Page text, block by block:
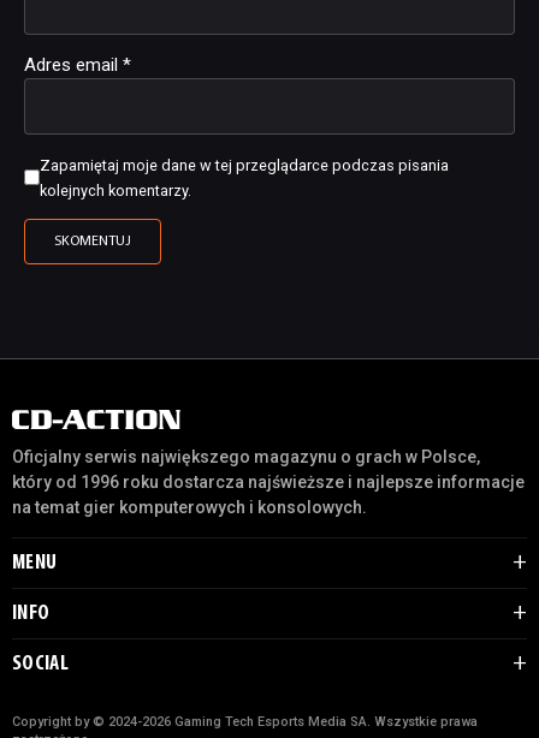
Adres email *
Zapamiętaj moje dane w tej przeglądarce podczas pisania
kolejnych komentarzy.
Oficjalny serwis największego magazynu o grach w Polsce,
który od 1996 roku dostarcza najświeższe i najlepsze informacje
na temat gier komputerowych i konsolowych.
MENU
INFO
SOCIAL
Copyright by © 2024-2026 Gaming Tech Esports Media SA. Wszystkie prawa